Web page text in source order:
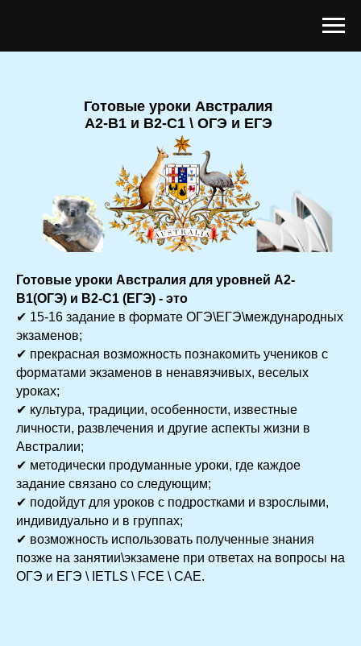
Готовые уроки Австралия
A2-B1 и B2-C1 \ ОГЭ и ЕГЭ
Готовые уроки Австралия для уровней А2-
B1(ОГЭ) и B2-C1 (ЕГЭ) - это
✔ 15-16 задание в формате ОГЭ\ЕГЭ\международных
экзаменов;
✔ прекрасная возможность познакомить учеников с
форматами экзаменов в ненавязчивых, веселых
уроках;
✔ культура, традиции, особенности, известные
личности, развлечения и другие аспекты жизни в
Австралии;
✔ методически продуманные уроки, где каждое
задание связано со следующим;
✔ подойдут для уроков с подростками и взрослыми,
индивидуально и в группах;
✔ возможность использовать полученные знания
позже на занятии\экзамене при ответах на вопросы на
ОГЭ и ЕГЭ \ IETLS \ FCE \ CAE.